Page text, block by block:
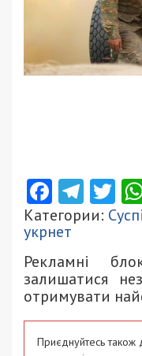
Категории:
укрнет
Рекламні
залишатися
отримувати
Приєднуйтесь